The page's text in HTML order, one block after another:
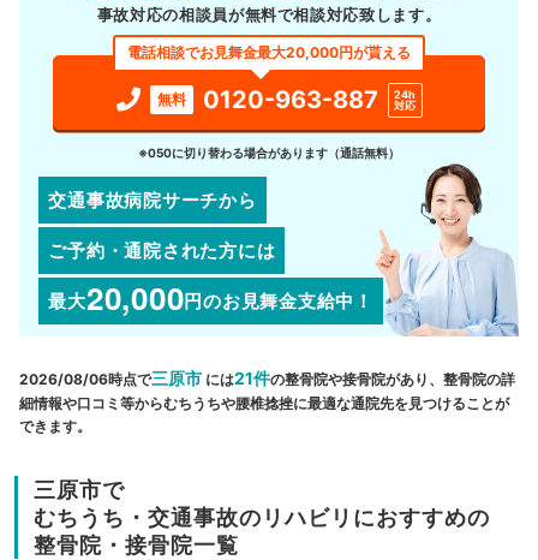
事故対応の相談員が無料で相談対応致します。
電話相談でお見舞金最大20,000円が貰える
無料 0120-963-887
24h
対応
※050に切り替わる場合があります（通話無料）
交通事故病院サーチから
ご予約・通院された方には
最大20,000円のお見舞金支給中！
2026/08/06時点で三原市 には21件の整骨院や接骨院があり、整骨院の詳
細情報や口コミ等からむちうちや腰椎捻挫に最適な通院先を見つけることが
できます。
三原市で
むちうち・交通事故のリハビリにおすすめの
整骨院・接骨院一覧